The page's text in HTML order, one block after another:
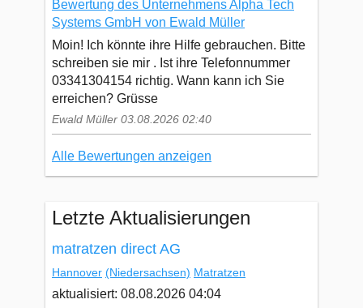
Bewertung des Unternehmens Alpha Tech
Systems GmbH von Ewald Müller
Moin! Ich könnte ihre Hilfe gebrauchen. Bitte
schreiben sie mir . Ist ihre Telefonnummer
03341304154 richtig. Wann kann ich Sie
erreichen? Grüsse
Ewald Müller 03.08.2026 02:40
Alle Bewertungen anzeigen
Letzte Aktualisierungen
matratzen direct AG
Hannover (Niedersachsen) Matratzen
aktualisiert: 08.08.2026 04:04